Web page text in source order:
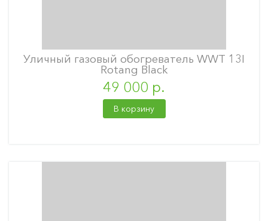
Уличный газовый обогреватель WWT 13I
Rotang Black
49 000 р.
В корзину